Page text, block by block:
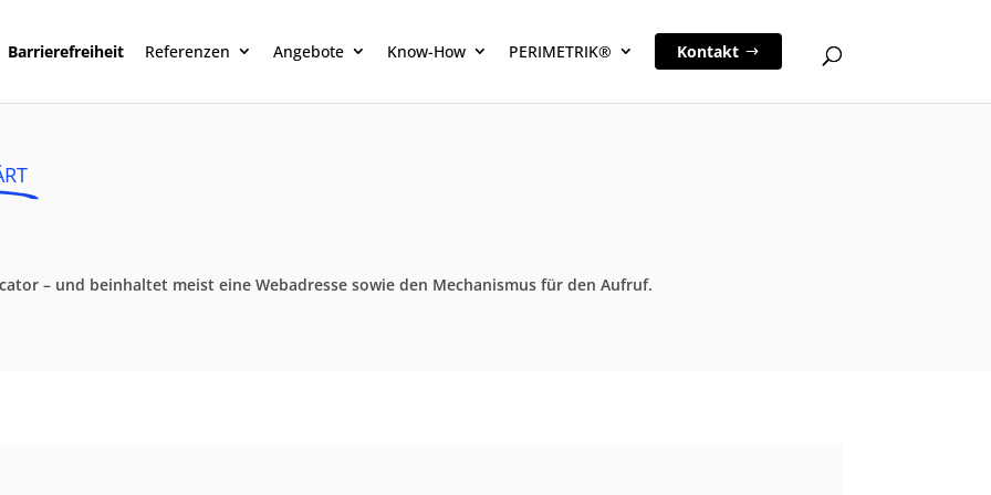
Barrierefreiheit Referenzen Angebote Know-How PERIMETRIK® Kontakt
– und beinhaltet meist eine Webadresse sowie den Mechanismus für den Aufruf.